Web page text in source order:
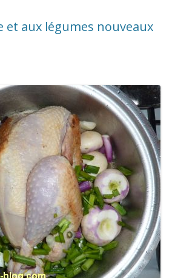
et aux légumes nouveaux